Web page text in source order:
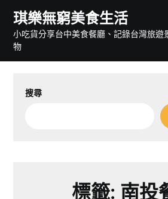
content
琪樂無窮美食生活
小吃貨分享台中美食餐廳、記錄台灣旅遊
物
搜尋
標籤: 南投